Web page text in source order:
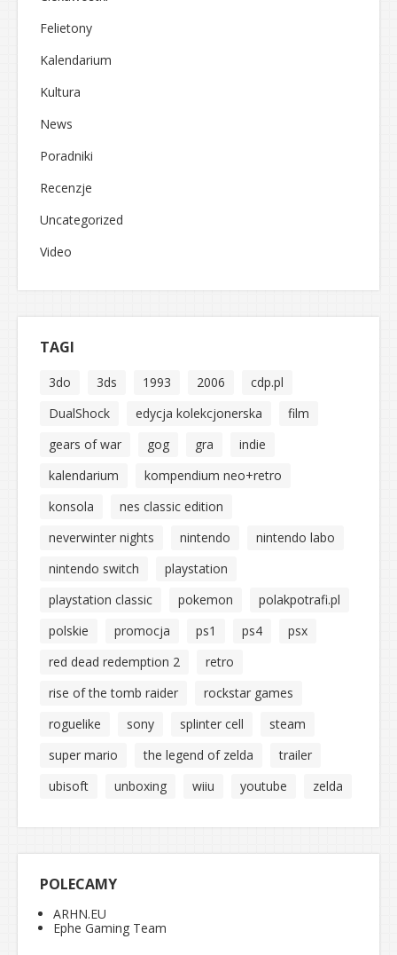
Felietony
Kalendarium
Kultura
News
Poradniki
Recenzje
Uncategorized
Video
TAGI
3do 3ds 1993 2006
cdp.pl
DualShock
edycja kolekcjonerska
film
gears of war
gog gra
indie
kalendarium
kompendium neo+retro
konsola
nes classic edition
neverwinter nights
nintendo
nintendo labo
nintendo switch
playstation
playstation classic
pokemon
polakpotrafi.pl
polskie
promocja ps1 ps4
psx
red dead redemption 2
retro
rise of the tomb raider
rockstar games
roguelike
sony splinter cell
steam
super mario
the legend of zelda
trailer
ubisoft
unboxing wiiu youtube zelda
POLECAMY
ARHN.EU
Ephe Gaming Team